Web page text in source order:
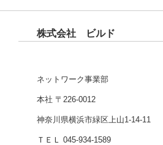
株式会社 ビルド
ネットワーク事業部
本社 〒226-0012
神奈川県横浜市緑区上山1-14-11
ＴＥＬ 045-934-1589